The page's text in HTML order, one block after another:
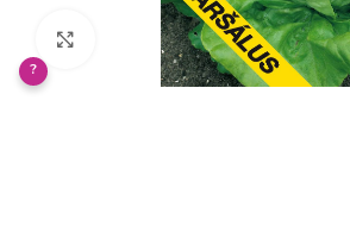
Klikněte pro zvětšení
?